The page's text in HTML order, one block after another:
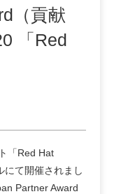
（貢献
「Red
「Red Hat
にて開催されまし
Partner Award